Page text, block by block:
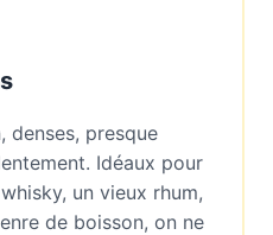
denses, presque
Idéaux pour
un vieux rhum,
de boisson, on ne